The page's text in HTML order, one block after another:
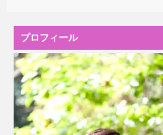
プロフィール